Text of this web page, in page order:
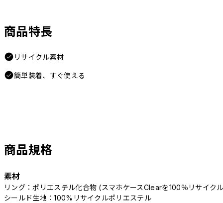
商品特長
リサイクル素材
簡単装着、すぐ使える
商品規格
素材
リング：ポリエステル化合物 (スマホケースClearを100％リサイク
シールド生地：100%リサイクルポリエステル